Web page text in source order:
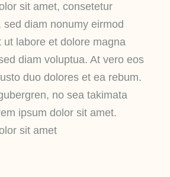
sit amet, consetetur
sed diam nonumy eirmod
ut labore et dolore magna
diam voluptua. At vero eos
duo dolores et ea rebum.
no sea takimata
ipsum dolor sit amet.
sit amet